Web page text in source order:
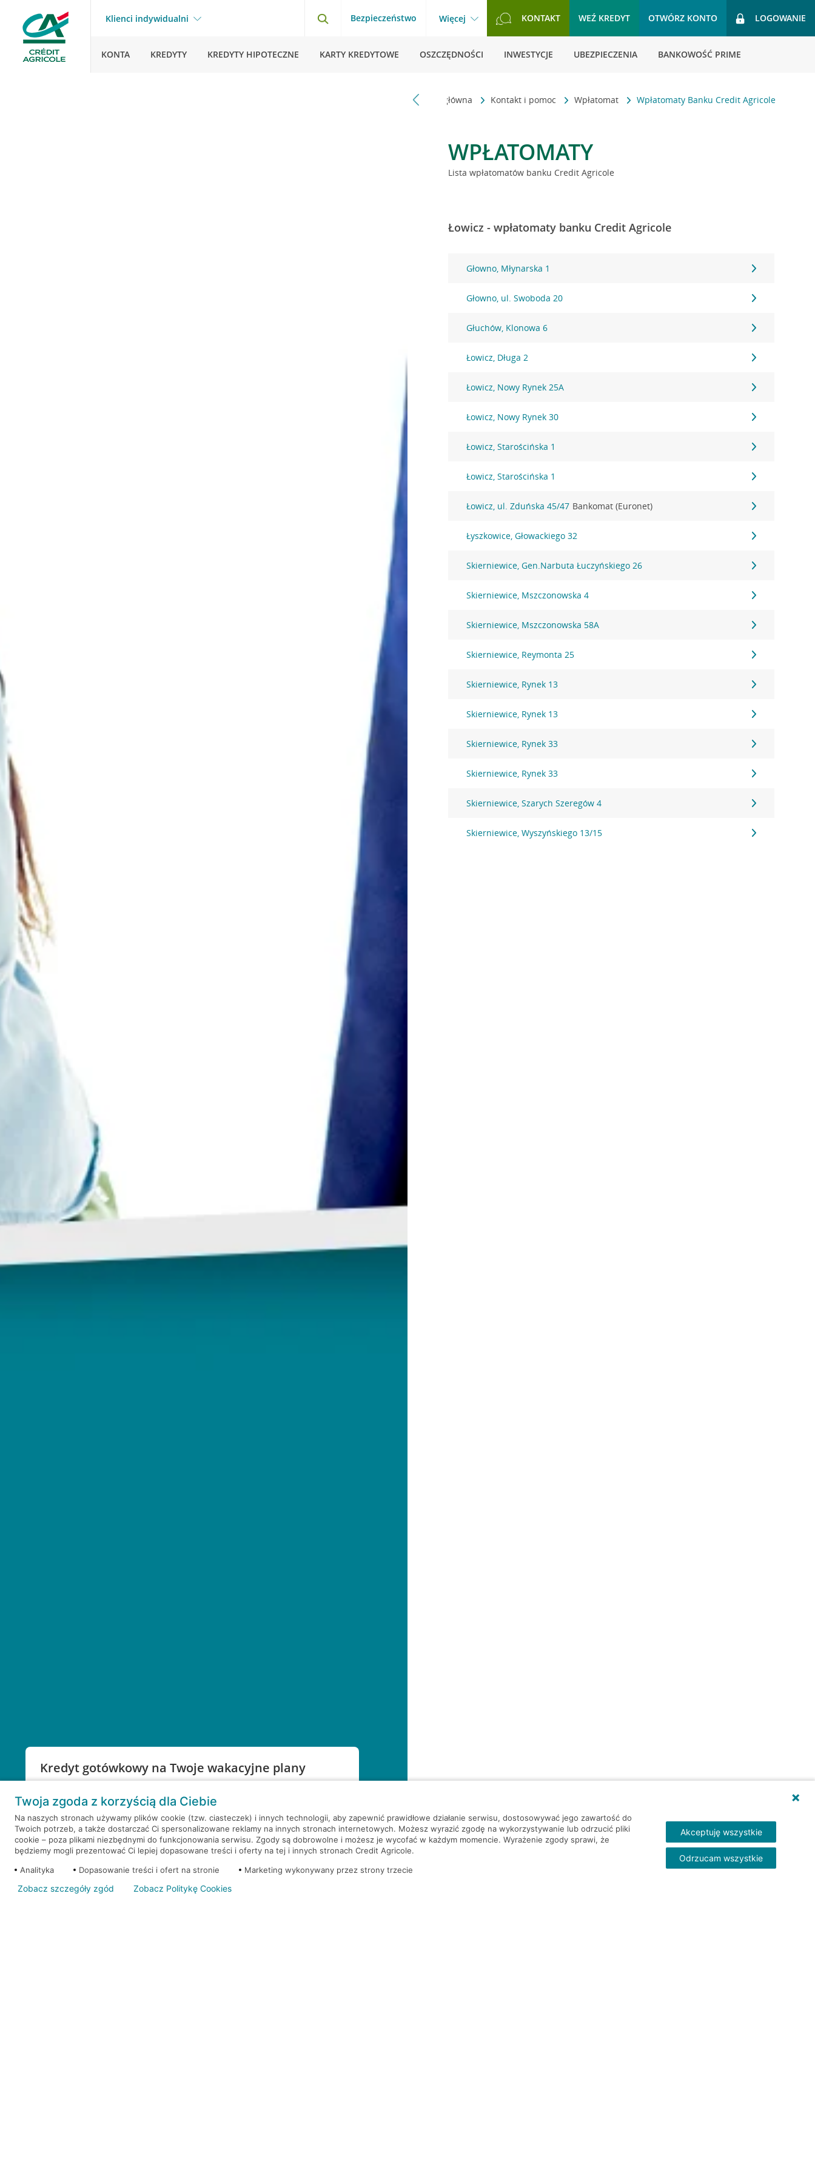
Klienci indywidualni Bezpieczeństwo Więcej KONTAKT WEŹ KREDYT OTWÓRZ KONTO LOGOWANIE
KONTA KREDYTY KREDYTY HIPOTECZNE KARTY KREDYTOWE OSZCZĘDNOŚCI INWESTYCJE UBEZPIECZENIA BANKOWOŚĆ PRIME
Kredyt gotówkowy na Twoje wakacyjne plany
RRSO: 9,6%
WEŹ KREDYT NOTA PRAWNA
Strona główna Kontakt i pomoc Wpłatomat Wpłatomaty Banku Credit Agricole
WPŁATOMATY
Lista wpłatomatów banku Credit Agricole
Łowicz - wpłatomaty banku Credit Agricole
Głowno, Młynarska 1
Głowno, ul. Swoboda 20
Głuchów, Klonowa 6
Łowicz, Długa 2
Łowicz, Nowy Rynek 25A
Łowicz, Nowy Rynek 30
Łowicz, Starościńska 1
Łowicz, Starościńska 1
Łowicz, ul. Zduńska 45/47 Bankomat (Euronet)
Łyszkowice, Głowackiego 32
Skierniewice, Gen.Narbuta Łuczyńskiego 26
Skierniewice, Mszczonowska 4
Skierniewice, Mszczonowska 58A
Skierniewice, Reymonta 25
Skierniewice, Rynek 13
Skierniewice, Rynek 13
Skierniewice, Rynek 33
Skierniewice, Rynek 33
Skierniewice, Szarych Szeregów 4
Skierniewice, Wyszyńskiego 13/15
Twoja zgoda z korzyścią dla Ciebie
Na naszych stronach używamy plików cookie (tzw. ciasteczek) i innych technologii, aby zapewnić prawidłowe działanie serwisu, dostosowywać jego zawartość do
Twoich potrzeb, a także dostarczać Ci spersonalizowane reklamy na innych stronach internetowych. Możesz wyrazić zgodę na wykorzystywanie lub odrzucić pliki
cookie – poza plikami niezbędnymi do funkcjonowania serwisu. Zgody są dobrowolne i możesz je wycofać w każdym momencie. Wyrażenie zgody sprawi, że
będziemy mogli prezentować Ci lepiej dopasowane treści i oferty na tej i innych stronach Credit Agricole.
Analityka
Dopasowanie treści i ofert na stronie Marketing wykonywany przez strony trzecie
Akceptuję wszystkie
Odrzucam wszystkie
Zobacz szczegóły zgód Zobacz Politykę Cookies